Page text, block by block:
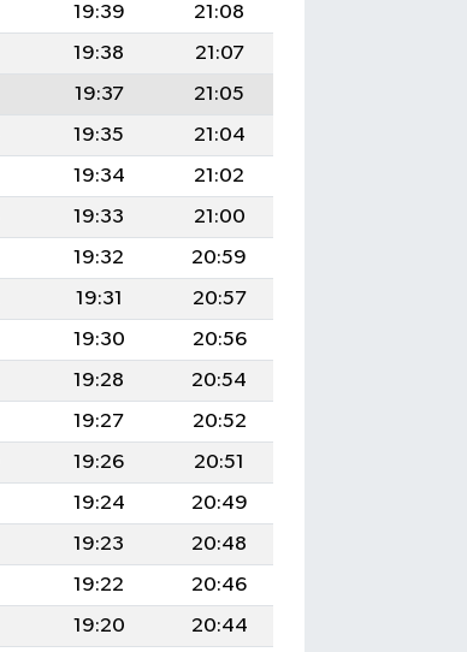
19:39
21:08
19:38
21:07
19:37
21:05
19:35
21:04
19:34
21:02
19:33
21:00
19:32
20:59
19:31
20:57
19:30
20:56
19:28
20:54
19:27
20:52
19:26
20:51
19:24
20:49
19:23
20:48
19:22
20:46
19:20
20:44